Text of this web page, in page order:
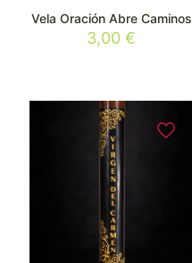
Vela Oración Abre Caminos
3,00€